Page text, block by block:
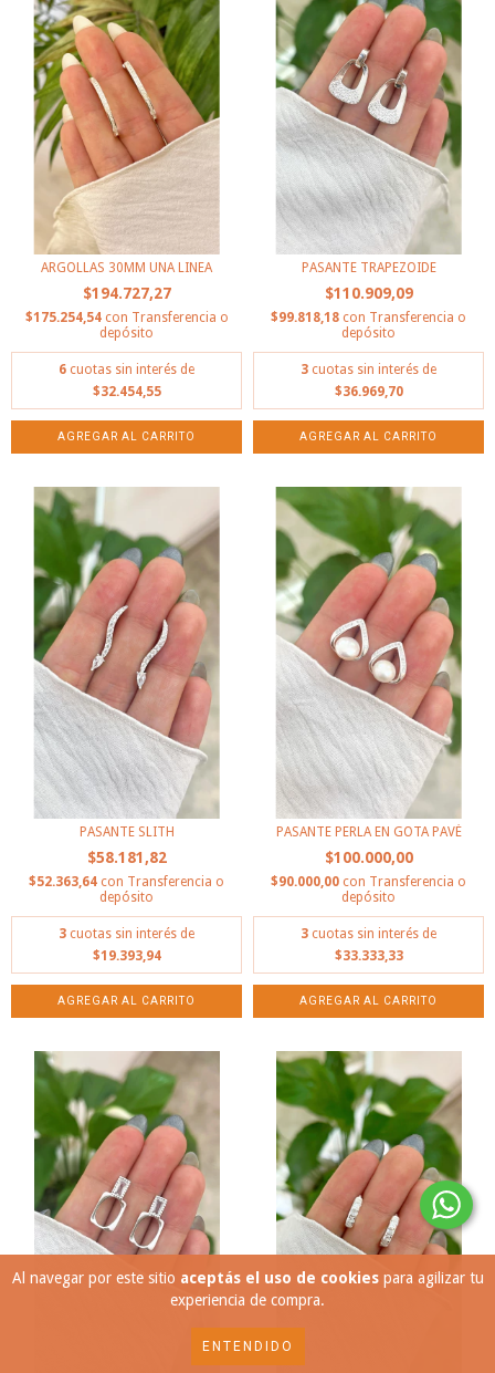
Al navegar por este sitio aceptás el uso de cookiespara agilizar tu
experiencia de compra.
ENTENDIDO
ARGOLLAS 30MM UNA LINEA
$194.727,27
$175.254,54 con Transferencia o
depósito
6 cuotas sin interés de
$32.454,55
PASANTE TRAPEZOIDE
$110.909,09
$99.818,18 con Transferencia o
depósito
3 cuotas sin interés de
$36.969,70
PASANTE SLITH
$58.181,82
$52.363,64 con Transferencia o
depósito
3 cuotas sin interés de
$19.393,94
PASANTE PERLA EN GOTA PAVÉ
$100.000,00
$90.000,00 con Transferencia o
depósito
3 cuotas sin interés de
$33.333,33